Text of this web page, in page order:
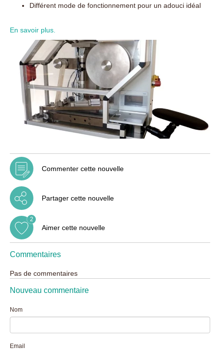
Différent mode de fonctionnement pour un adouci idéal
En savoir plus.
Commenter cette nouvelle
Partager cette nouvelle
Aimer cette nouvelle
2
Commentaires
Pas de commentaires
Nouveau commentaire
Nom
Email